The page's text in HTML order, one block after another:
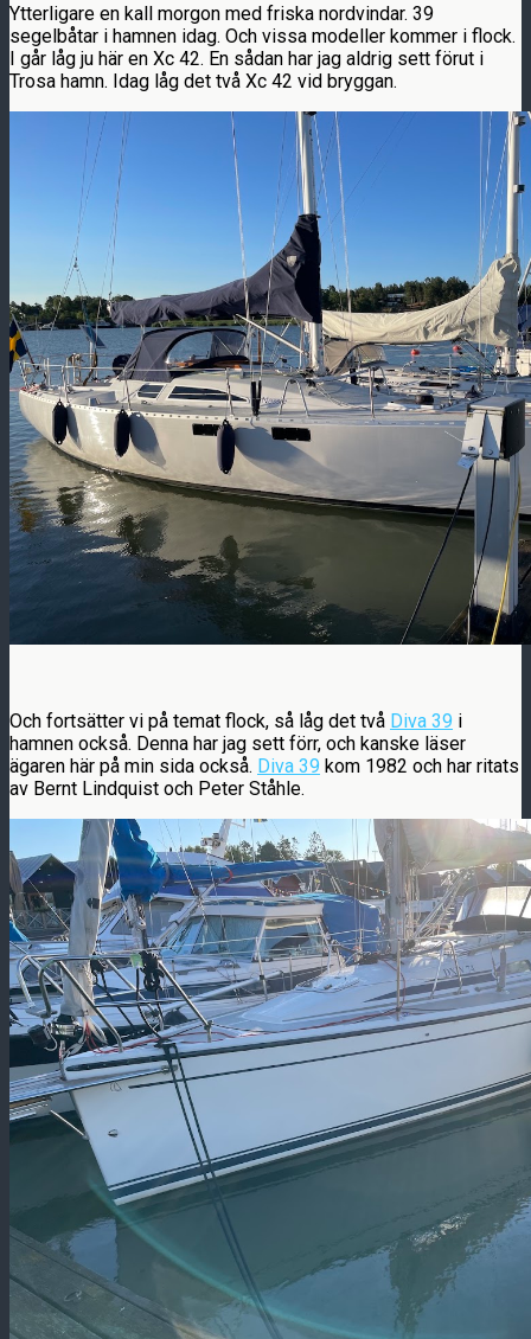
Ytterligare en kall morgon med friska nordvindar. 39
segelbåtar i hamnen idag. Och vissa modeller kommer i flock.
I går låg ju här en Xc 42. En sådan har jag aldrig sett förut i
Trosa hamn. Idag låg det två Xc 42 vid bryggan.
Och fortsätter vi på temat flock, så låg det två Diva 39 i
hamnen också. Denna har jag sett förr, och kanske läser
ägaren här på min sida också. Diva 39 kom 1982 och har ritats
av Bernt Lindquist och Peter Ståhle.